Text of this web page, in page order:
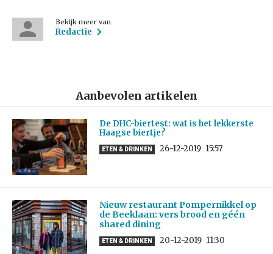
Bekijk meer van
Redactie
Aanbevolen artikelen
De DHC-biertest: wat is het lekkerste
Haagse biertje?
ETEN & DRINKEN 26-12-2019 15:57
Nieuw restaurant Pompernikkel op
de Beeklaan: vers brood en géén
shared dining
ETEN & DRINKEN 20-12-2019 11:30